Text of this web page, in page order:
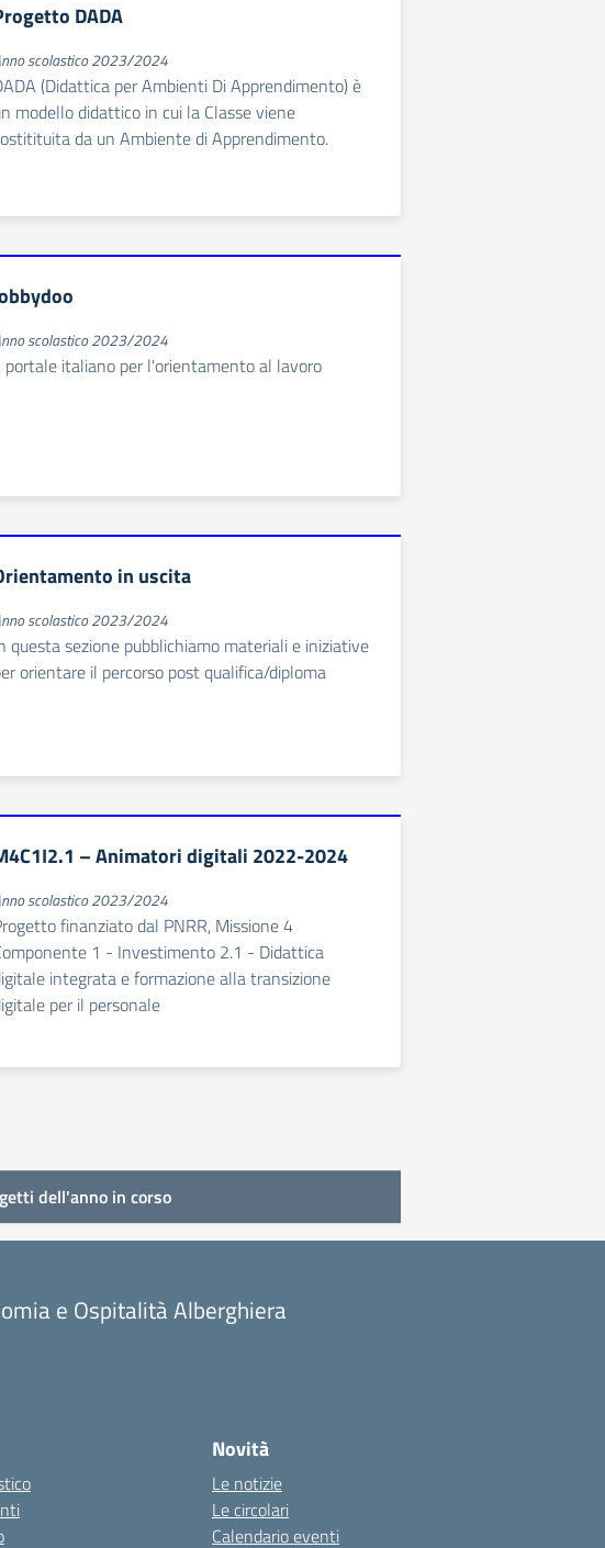
DADA
scolastico 2023/2024
(Didattica per Ambienti Di Apprendimento) è
modello didattico in cui la Classe viene
da un Ambiente di Apprendimento.
scolastico 2023/2024
portale italiano per l'orientamento al lavoro
in uscita
scolastico 2023/2024
questa sezione pubblichiamo materiali e iniziative
orientare il percorso post qualifica/diploma
– Animatori digitali 2022-2024
scolastico 2023/2024
finanziato dal PNRR, Missione 4
1 - Investimento 2.1 - Didattica
integrata e formazione alla transizione
per il personale
dell'anno in corso
e Ospitalità Alberghiera
Novità
Le notizie
Le circolari
Calendario eventi